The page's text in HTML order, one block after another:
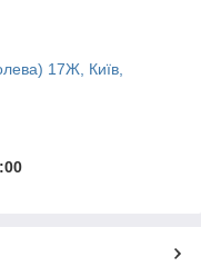
17Ж, Київ,